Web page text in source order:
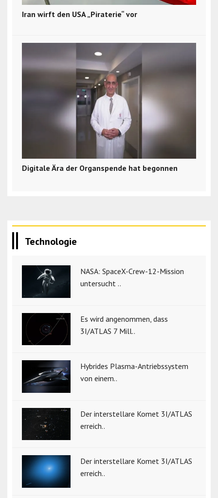
Iran wirft den USA „Piraterie“ vor
Digitale Ära der Organspende hat begonnen
Technologie
NASA: SpaceX-Crew-12-Mission
untersucht ..
Es wird angenommen, dass
3I/ATLAS 7 Mill..
Hybrides Plasma-Antriebssystem
von einem..
Der interstellare Komet 3I/ATLAS
erreich..
Der interstellare Komet 3I/ATLAS
erreich..